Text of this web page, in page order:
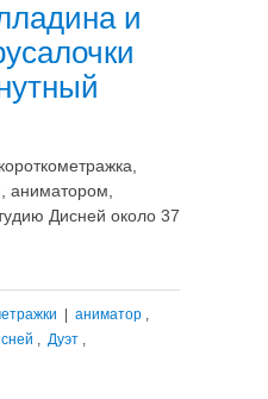
и
аниматором,
Дисней около 37
аниматор ,
, Дуэт ,